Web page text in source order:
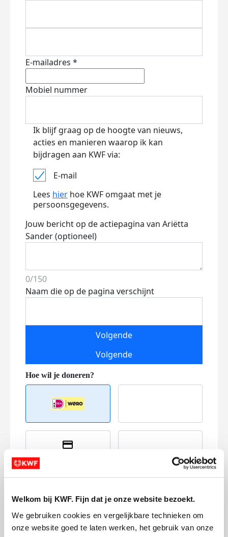
Welkom bij KWF. Fijn dat je onze website bezoekt.
We gebruiken cookies en vergelijkbare technieken om
onze website goed te laten werken, het gebruik van onze
E-mailadres *
Mobiel nummer
Ik blijf graag op de hoogte van nieuws,
acties en manieren waarop ik kan
bijdragen aan KWF via:
E-mail
Lees hier hoe KWF omgaat met je
persoonsgegevens.
Jouw bericht op de actiepagina van Ariëtta
Sander (optioneel)
0/150
Naam die op de pagina verschijnt
Volgende
Volgende
Referentie